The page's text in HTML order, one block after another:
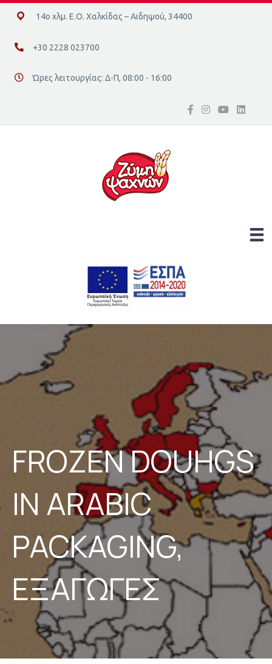
14ο χλμ. Ε.Ο. Χαλκίδας – Αιδηψού, 34400
14ο χλμ. Ε.Ο. Χαλκίδας – Αιδηψού, 34400
+30 2228 023700
+30 2228 023700
Διεύθυνση οδός 16, Ελλάδα
Ώρες λειτουργίας: Δ-Π, 08:00 - 16:00
FROZEN DOUHGS
IN ARABIC
PACKAGING,
ΕΞΑΓΩΓΕΣ